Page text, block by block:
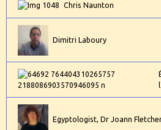
Chris Naunton
Dimitri Laboury
Egyptologist, Dr Joann